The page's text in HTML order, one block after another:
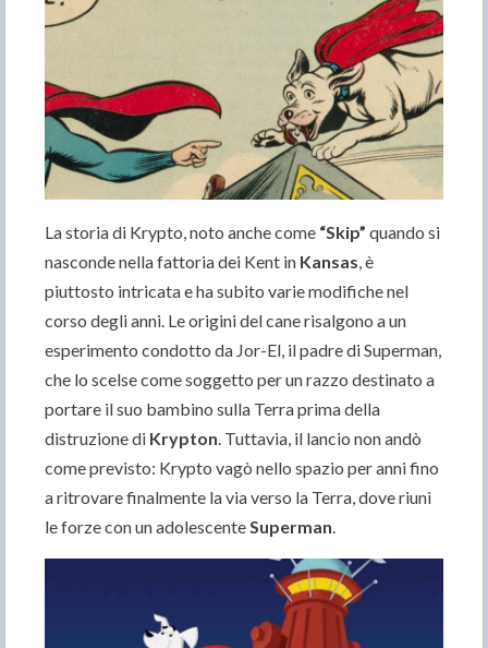
La storia di Krypto, noto anche come “Skip” quando si
nasconde nella fattoria dei Kent in Kansas, è
piuttosto intricata e ha subito varie modifiche nel
corso degli anni. Le origini del cane risalgono a un
esperimento condotto da Jor-El, il padre di Superman,
che lo scelse come soggetto per un razzo destinato a
portare il suo bambino sulla Terra prima della
distruzione di Krypton. Tuttavia, il lancio non andò
come previsto: Krypto vagò nello spazio per anni fino
a ritrovare finalmente la via verso la Terra, dove riunì
le forze con un adolescenteSuperman.